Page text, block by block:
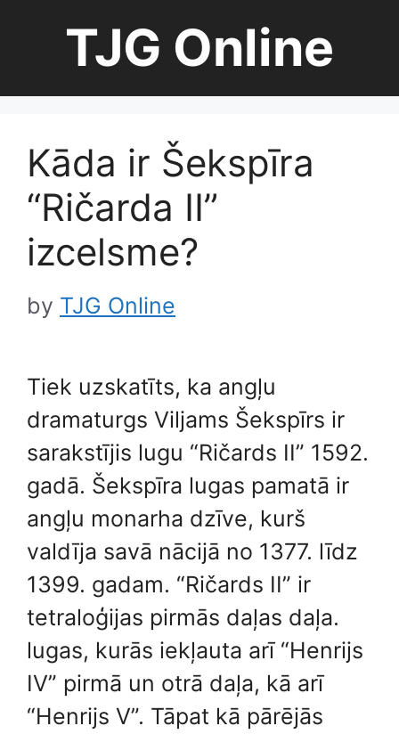
TJG Online
Kāda ir Šekspīra
“Ričarda II”
izcelsme?
by TJG Online
Tiek uzskatīts, ka angļu
dramaturgs Viljams Šekspīrs ir
sarakstījis lugu “Ričards II” 1592.
gadā. Šekspīra lugas pamatā ir
angļu monarha dzīve, kurš
valdīja savā nācijā no 1377. līdz
1399. gadam. “Ričards II” ir
tetraloģijas pirmās daļas daļa.
lugas, kurās iekļauta arī “Henrijs
IV” pirmā un otrā daļa, kā arī
“Henrijs V”. Tāpat kā pārējās